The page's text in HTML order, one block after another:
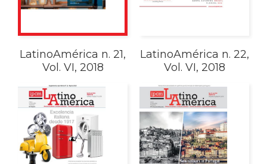
LatinoAmérica n. 21,
Vol. VI, 2018
LatinoAmérica n. 22,
Vol. VI, 2018